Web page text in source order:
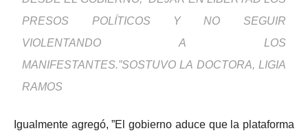
PRESOS POLÍTICOS Y NO SEGUIR
VIOLENTANDO A LOS
MANIFESTANTES.”SOSTUVO LA DOCTORA, LIGIA
RAMOS
Igualmente agregó, ”El gobierno aduce que la plataforma